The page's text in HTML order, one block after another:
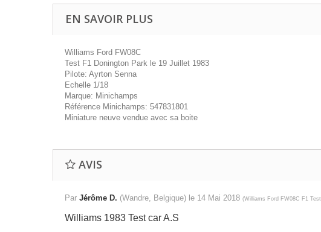
EN SAVOIR PLUS
Williams Ford FW08C
Test F1 Donington Park le 19 Juillet 1983
Pilote: Ayrton Senna
Echelle 1/18
Marque: Minichamps
Référence Minichamps: 547831801
Miniature neuve vendue avec sa boite
AVIS
Par Jérôme D. (Wandre, Belgique) le 14 Mai 2018 (Williams Ford FW08C F1
Williams 1983 Test car A.S